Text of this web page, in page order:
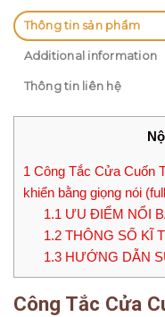
Thông tin sản phẩm
Additional information
Thông tin liên hệ
1 Công Tắc Cửa Cuốn
khiển bằng giọng nói
1.1 ƯU ĐIỂM NỔI
1.2THÔNG SỐ KĨ
1.3HƯỚNG DẪN
Công Tắc Cửa